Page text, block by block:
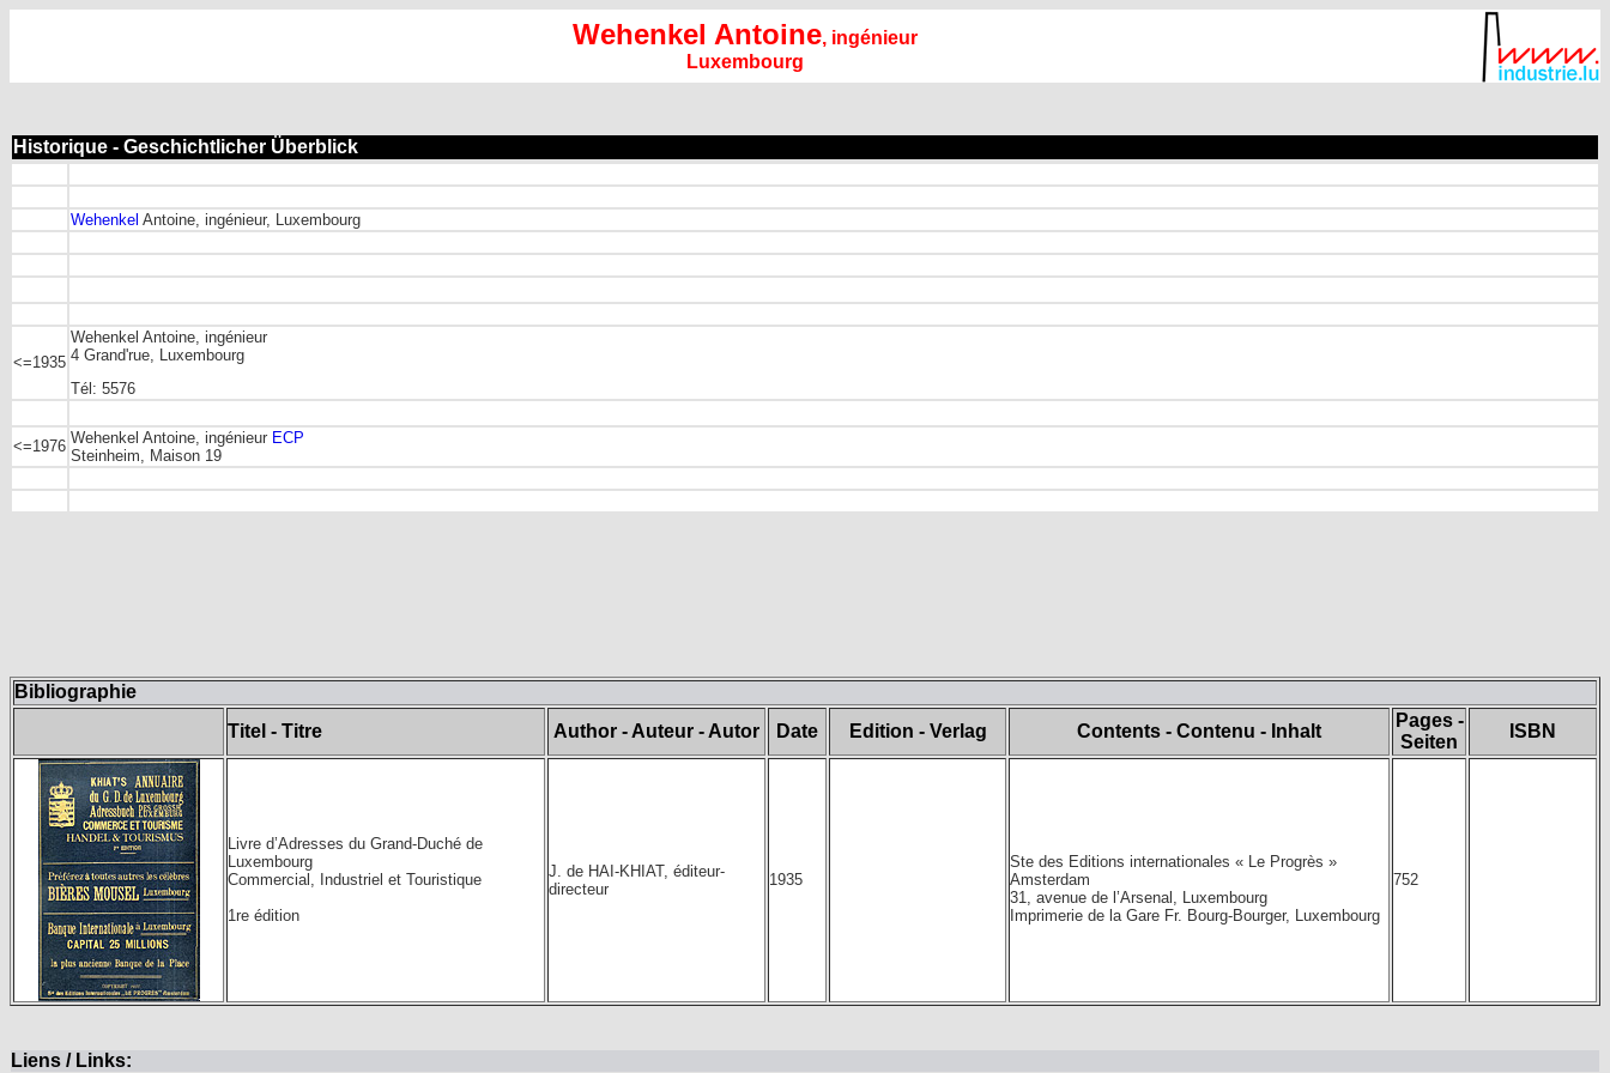
Wehenkel Antoine, ingénieur
Luxembourg
Historique - Geschichtlicher Überblick
Wehenkel Antoine, ingénieur, Luxembourg
<=1935
Wehenkel Antoine, ingénieur
4 Grand'rue, Luxembourg
Tél: 5576
<=1976 Wehenkel Antoine, ingénieur ECP
Steinheim, Maison 19
Bibliographie
Titel - Titre
Author - Auteur - Autor Date Edition - Verlag Contents - Contenu - Inhalt
Pages -
Seiten
ISBN
Livre d’Adresses du Grand-Duché de
Luxembourg
Commercial, Industriel et Touristique
1re édition
J. de HAI-KHIAT, éditeur-
directeur
1935
Ste des Editions internationales « Le Progrès »
Amsterdam
31, avenue de l’Arsenal, Luxembourg
Imprimerie de la Gare Fr. Bourg-Bourger, Luxembourg
752
Liens / Links: